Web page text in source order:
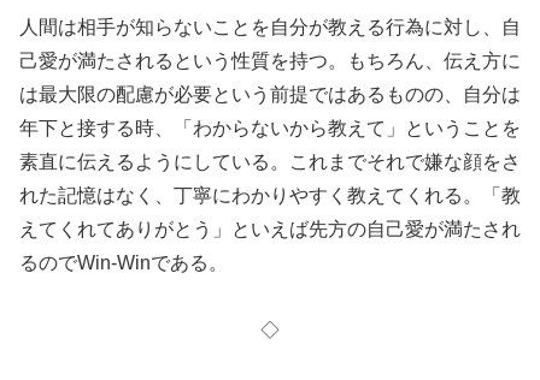
人間は相手が知らないことを自分が教える行為に対し、自
己愛が満たされるという性質を持つ。もちろん、伝え方に
は最大限の配慮が必要という前提ではあるものの、自分は
年下と接する時、「わからないから教えて」ということを
素直に伝えるようにしている。これまでそれで嫌な顔をさ
れた記憶はなく、丁寧にわかりやすく教えてくれる。「教
えてくれてありがとう」といえば先方の自己愛が満たされ
るのでWin-Winである。
◇